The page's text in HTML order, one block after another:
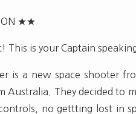
★★
This is your Captain
is a new space shooter
Australia. They decided to
no gettting lost in